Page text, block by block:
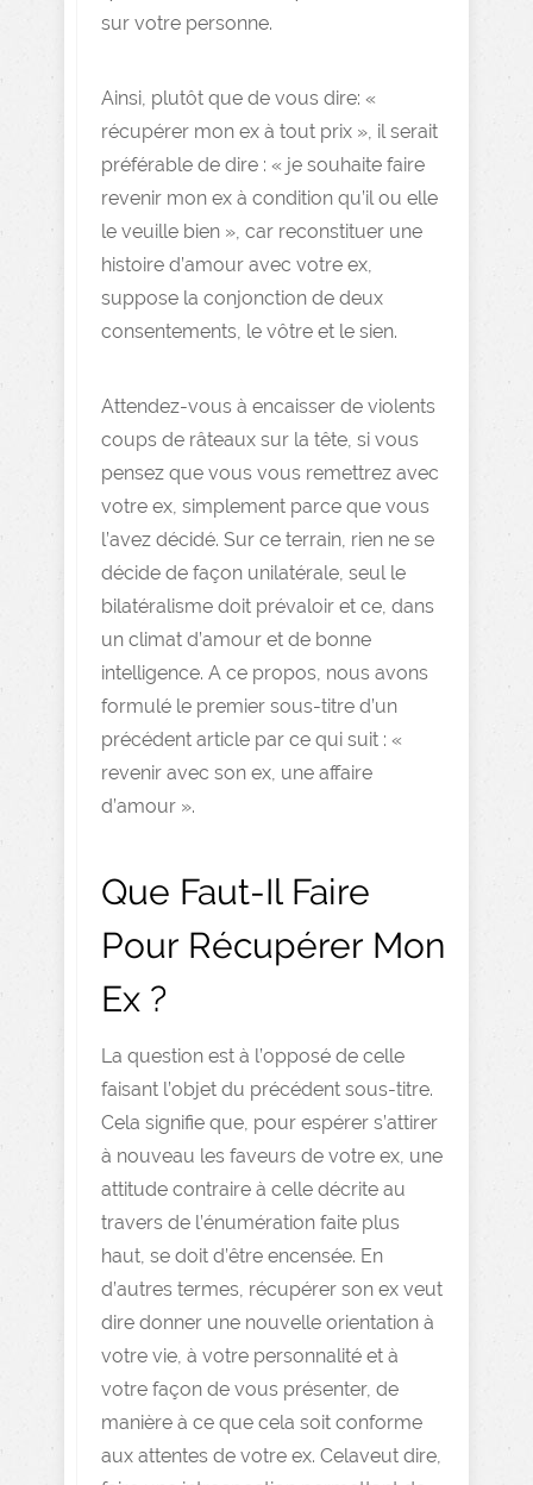
sur votre personne.
Ainsi, plutôt que de vous dire: «
récupérer mon ex à tout prix », il serait
préférable de dire : « je souhaite faire
revenir mon ex à condition qu’il ou elle
le veuille bien », car reconstituer une
histoire d’amour avec votre ex,
suppose la conjonction de deux
consentements, le vôtre et le sien.
Attendez-vous à encaisser de violents
coups de râteaux sur la tête, si vous
pensez que vous vous remettrez avec
votre ex, simplement parce que vous
l’avez décidé. Sur ce terrain, rien ne se
décide de façon unilatérale, seul le
bilatéralisme doit prévaloir et ce, dans
un climat d’amour et de bonne
intelligence. A ce propos, nous avons
formulé le premier sous-titre d’un
précédent article par ce qui suit : «
revenir avec son ex, une affaire
d’amour ».
Que Faut-Il Faire
Pour Récupérer Mon
Ex ?
La question est à l’opposé de celle
faisant l’objet du précédent sous-titre.
Cela signifie que, pour espérer s’attirer
à nouveau les faveurs de votre ex, une
attitude contraire à celle décrite au
travers de l’énumération faite plus
haut, se doit d’être encensée. En
d’autres termes, récupérer son ex veut
dire donner une nouvelle orientation à
votre vie, à votre personnalité et à
votre façon de vous présenter, de
manière à ce que cela soit conforme
aux attentes de votre ex. Celaveut dire,